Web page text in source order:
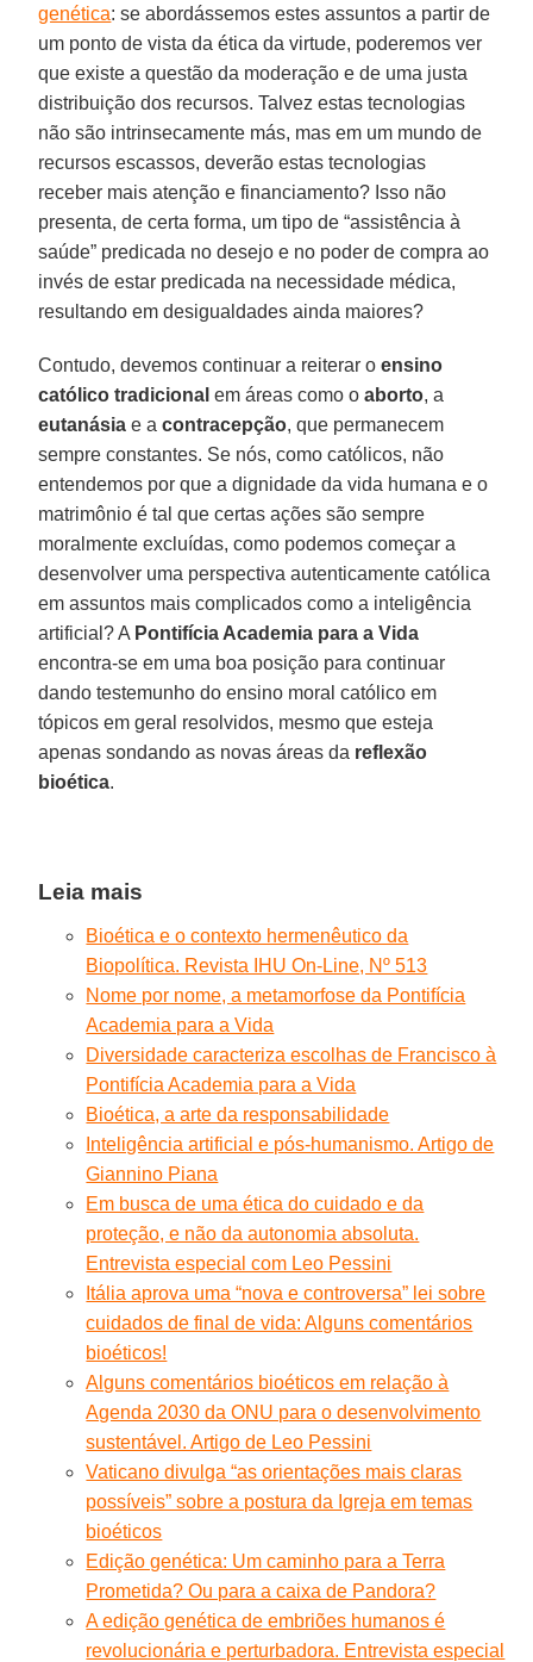
genética: se abordássemos estes assuntos a partir de
um ponto de vista da ética da virtude, poderemos ver
que existe a questão da moderação e de uma justa
distribuição dos recursos. Talvez estas tecnologias
não são intrinsecamente más, mas em um mundo de
recursos escassos, deverão estas tecnologias
receber mais atenção e financiamento? Isso não
presenta, de certa forma, um tipo de “assistência à
saúde” predicada no desejo e no poder de compra ao
invés de estar predicada na necessidade médica,
resultando em desigualdades ainda maiores?
Contudo, devemos continuar a reiterar oensino
católico tradicional em áreas como oaborto, a
eutanásia e acontracepção, que permanecem
sempre constantes. Se nós, como católicos, não
entendemos por que a dignidade da vida humana e o
matrimônio é tal que certas ações são sempre
moralmente excluídas, como podemos começar a
desenvolver uma perspectiva autenticamente católica
em assuntos mais complicados como a inteligência
artificial? A Pontifícia Academia para a Vida
encontra-se em uma boa posição para continuar
dando testemunho do ensino moral católico em
tópicos em geral resolvidos, mesmo que esteja
apenas sondando as novas áreas da reflexão
bioética.
Leia mais
Bioética e o contexto hermenêutico da
Biopolítica. Revista IHU On-Line, Nº 513
Nome por nome, a metamorfose da Pontifícia
Academia para a Vida
Diversidade caracteriza escolhas de Francisco à
Pontifícia Academia para a Vida
Bioética, a arte da responsabilidade
Inteligência artificial e pós-humanismo. Artigo de
Giannino Piana
Em busca de uma ética do cuidado e da
proteção, e não da autonomia absoluta.
Entrevista especial com Leo Pessini
Itália aprova uma “nova e controversa” lei sobre
cuidados de final de vida: Alguns comentários
bioéticos!
Alguns comentários bioéticos em relação à
Agenda 2030 da ONU para o desenvolvimento
sustentável. Artigo de Leo Pessini
Vaticano divulga “as orientações mais claras
possíveis” sobre a postura da Igreja em temas
bioéticos
Edição genética: Um caminho para a Terra
Prometida? Ou para a caixa de Pandora?
A edição genética de embriões humanos é
revolucionária e perturbadora. Entrevista especial